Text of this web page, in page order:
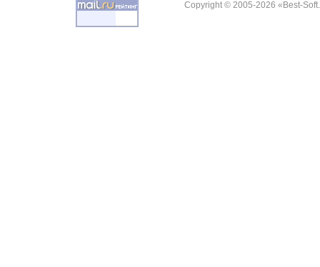
Copyright © 2005-2026 «Best-